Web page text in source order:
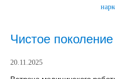
Чистое поколение
20.11.2025